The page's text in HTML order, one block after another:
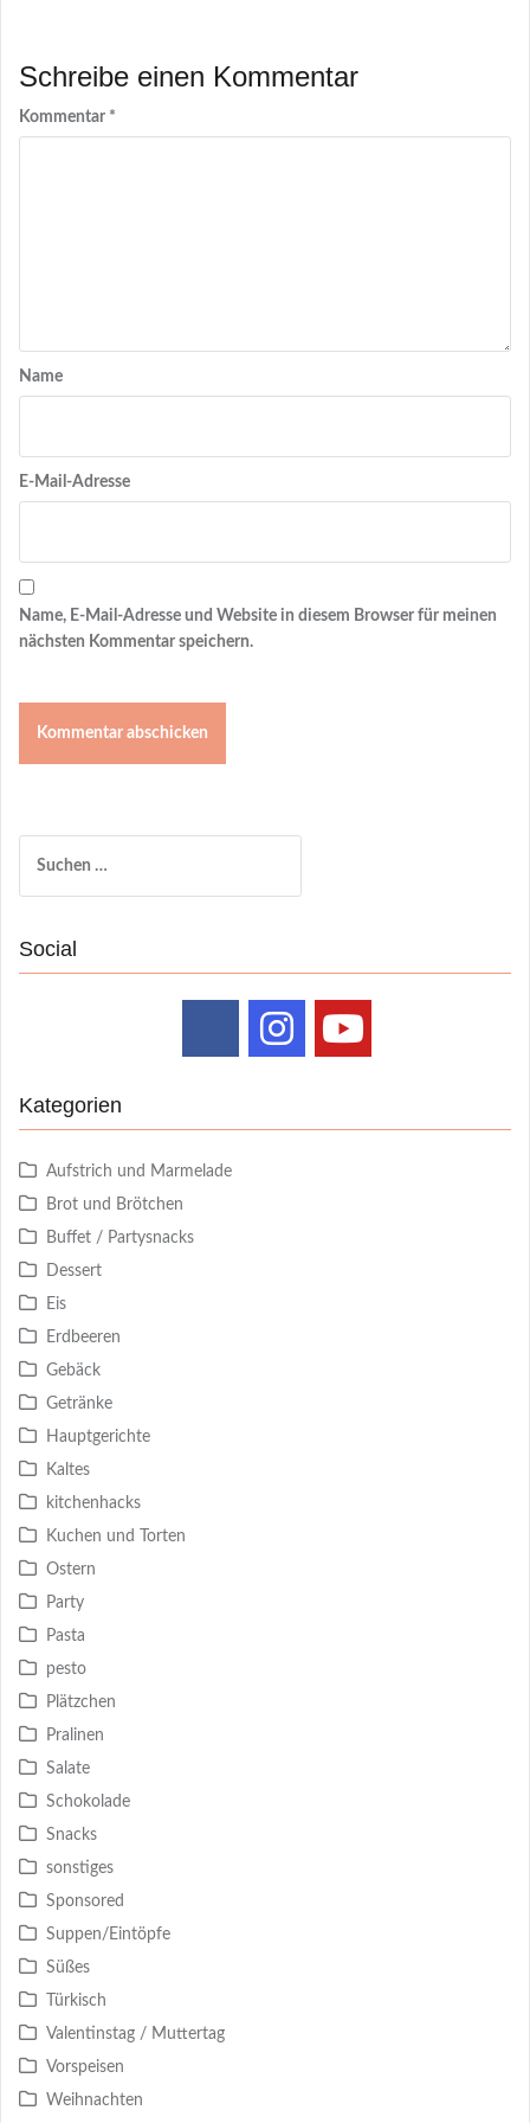
Schreibe einen Kommentar
Kommentar *
Name
E-Mail-Adresse
Name, E-Mail-Adresse und Website in diesem Browser für meinen
nächsten Kommentar speichern.
nach:
Social
Kategorien
Aufstrich und Marmelade
Brot und Brötchen
Buffet / Partysnacks
Dessert
Eis
Erdbeeren
Gebäck
Getränke
Hauptgerichte
Kaltes
kitchenhacks
Kuchen und Torten
Ostern
Party
Pasta
pesto
Plätzchen
Pralinen
Salate
Schokolade
Snacks
sonstiges
Sponsored
Suppen/Eintöpfe
Süßes
Türkisch
Valentinstag / Muttertag
Vorspeisen
Weihnachten